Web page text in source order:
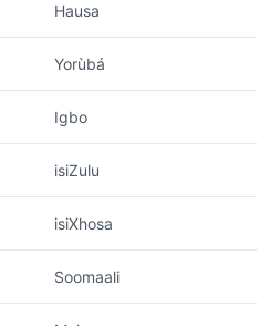
Hausa
Yorùbá
Igbo
isiZulu
isiXhosa
Soomaali